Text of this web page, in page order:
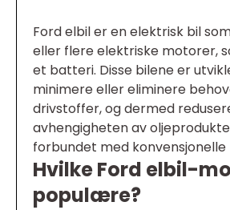
Ford elbil er en elektrisk bil
eller flere elektriske motorer,
et batteri. Disse bilene er
minimere eller eliminere
drivstoffer, og dermed
avhengigheten av
forbundet med konvensjonelle
Hvilke Ford elbil-
populære?